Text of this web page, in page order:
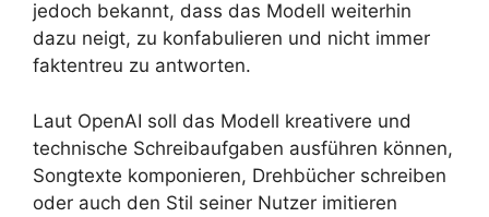
jedoch bekannt, dass das Modell weiterhin
dazu neigt, zu konfabulieren und nicht immer
faktentreu zu antworten.
Laut OpenAI soll das Modell kreativere und
technische Schreibaufgaben ausführen können,
Songtexte komponieren, Drehbücher schreiben
oder auch den Stil seiner Nutzer imitieren